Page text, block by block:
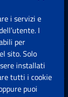
i servizi e
I
per
sito. Solo
installati
tutti i cookie
puoi